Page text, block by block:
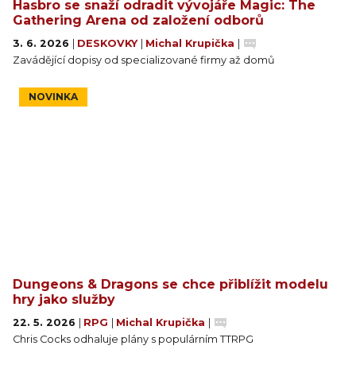
Hasbro se snaží odradit vývojáře Magic: The
Gathering Arena od založení odborů
3. 6. 2026 DESKOVKY Michal Krupička
Zavádějící dopisy od specializované firmy až domů
NOVINKA
Dungeons & Dragons se chce přiblížit modelu
hry jako služby
22. 5. 2026 RPG Michal Krupička
Chris Cocks odhaluje plány s populárním TTRPG